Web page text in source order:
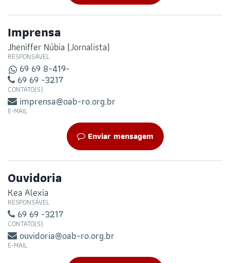
Imprensa
Jheniffer Núbia (Jornalista)
RESPONSÁVEL
69 69 8-419-
69 69 -3217
CONTATO(S)
imprensa@oab-ro.org.br
E-MAIL
Enviar mensagem
Ouvidoria
Kea Alexia
RESPONSÁVEL
69 69 -3217
CONTATO(S)
ouvidoria@oab-ro.org.br
E-MAIL